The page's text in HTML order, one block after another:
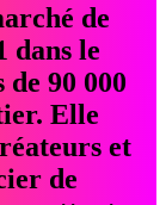
de
dans le
90 000
Elle
et
de